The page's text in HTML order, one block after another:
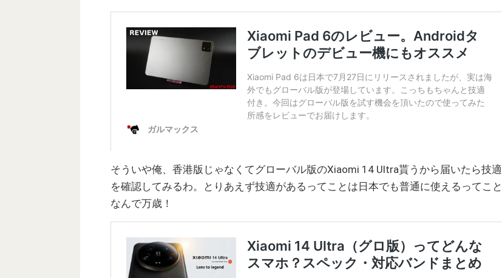
そういや俺、香港版じゃなくてグローバル版のXiaomi 14 Ultra貰うから届いたら技適
を確認してみるわ。とりあえず技適があるってことは日本でも普通に使えるってこと
なんで万歳！